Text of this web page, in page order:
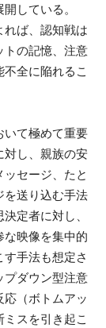
している。
れば、認知戦は
トの記憶、注意
全に陥れるこ
いて極めて重要
対し、親族の安
セージ、たと
を送り込む手法
定者に対し、
映像を集中的
手法も想定さ
プダウン型注意
（ボトムアッ
スを引き起こ